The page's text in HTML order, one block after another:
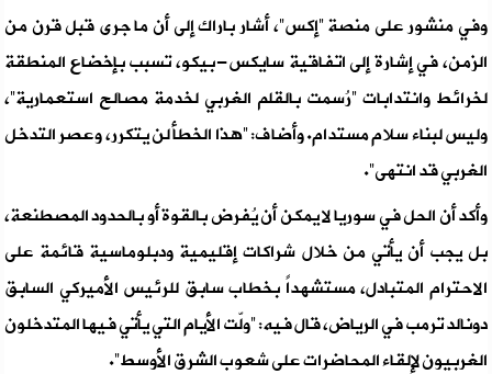
وفي منشور على منصة “إكس”، أشار باراك إلى أن ما جرى قبل قرن من
الزمن، في إشارة إلى اتفاقية سايكس-بيكو، تسبب بإخضاع المنطقة
لخرائط وانتدابات “رُسمت بالقلم الغربي لخدمة مصالح استعمارية”،
وليس لبناء سلام مستدام. وأضاف: “هذا الخطأ لن يتكرر، وعصر التدخل
الغربي قد انتهى”.
وأكد أن الحل في سوريا لا يمكن أن يُفرض بالقوة أو بالحدود المصطنعة،
بل يجب أن يأتي من خلال شراكات إقليمية ودبلوماسية قائمة على
الاحترام المتبادل، مستشهداً بخطاب سابق للرئيس الأميركي السابق
دونالد ترمب في الرياض، قال فيه: “ولّت الأيام التي يأتي فيها المتدخلون
الغربيون لإلقاء المحاضرات على شعوب الشرق الأوسط”.